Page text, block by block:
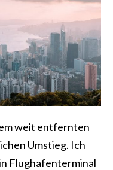
weit entfernten
Umstieg. Ich
Flughafenterminal